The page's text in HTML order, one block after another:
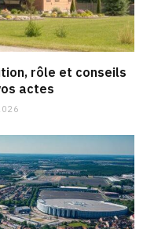
rôle et conseils
actes